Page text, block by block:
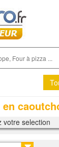
votre selection